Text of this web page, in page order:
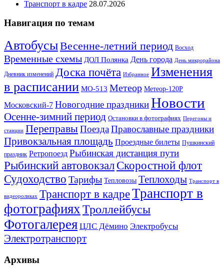
Транспорт в кадре 28.07.2026
Навигация по темам
АвтобусыВесенне-летний период Восход
Временные схемы ДОЛ Полянка День города День микрорайона
Дневник изменений Доска почёта Избранное Изменения
в расписании МО-513 Метеор Метеор-120Р
Московский-7 Новогодние праздникиНовости
Осенне-зимний период Остановки в фотографиях Перегоны и
станции ПереправыПоездаПравославные праздники
Привокзальная площадь Проездные билеты Пушкинский
праздник Ретропоезд Рыбинская дистанция пути
Рыбинский автовокзал Скоростной флот
Судоходство Тарифы Тепловозы Теплоходы Транспорт в
видеороликах Транспорт в кадреТранспорт в
фотографияхТроллейбусы
Фотогалерея ЦЛС Дёмино Электробусы
Электротранспорт
Архивы